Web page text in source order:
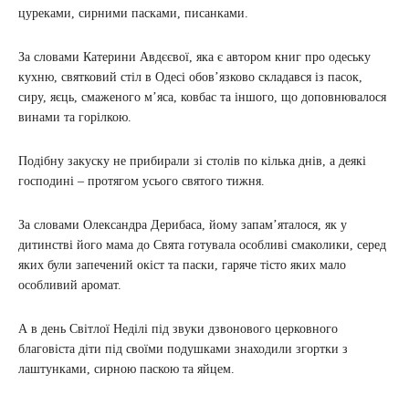
цуреками, сирними пасками, писанками.
За словами Катерини Авдєєвої, яка є автором книг про одеську
кухню, святковий стіл в Одесі обов’язково складався із пасок,
сиру, яєць, смаженого м’яса, ковбас та іншого, що доповнювалося
винами та горілкою.
Подібну закуску не прибирали зі столів по кілька днів, а деякі
господині – протягом усього святого тижня.
За словами Олександра Дерибаса, йому запам’яталося, як у
дитинстві його мама до Свята готувала особливі смаколики, серед
яких були запечений окіст та паски, гаряче тісто яких мало
особливий аромат.
А в день Світлої Неділі під звуки дзвонового церковного
благовіста діти під своїми подушками знаходили згортки з
лаштунками, сирною паскою та яйцем.